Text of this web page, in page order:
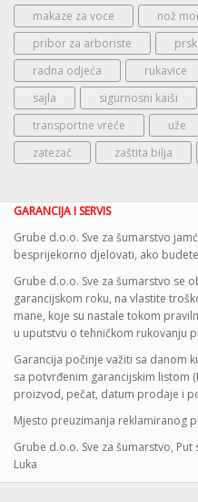
makaze za voce
nož
pribor za arboriste
radna odjeća
rukavice
sajla
sigurnosni kaiši
transportne vreće
uže
zatezač
zaštita bilja
GARANCIJA I SERVIS
Grube d.o.o. Sve za šumarstvo
besprijekorno djelovati, ako
Grube d.o.o. Sve za šumarstvo se
garancijskom roku, na vlastite
mane, koje su nastale tokom
u uputstvu o tehničkom rukovanju
Garancija počinje važiti sa danom
sa potvrđenim garancijskim listom
proizvod, pečat, datum prodaje i
Mjesto preuzimanja reklamiranog
Grube d.o.o. Sve za šumarstvo,
Luka